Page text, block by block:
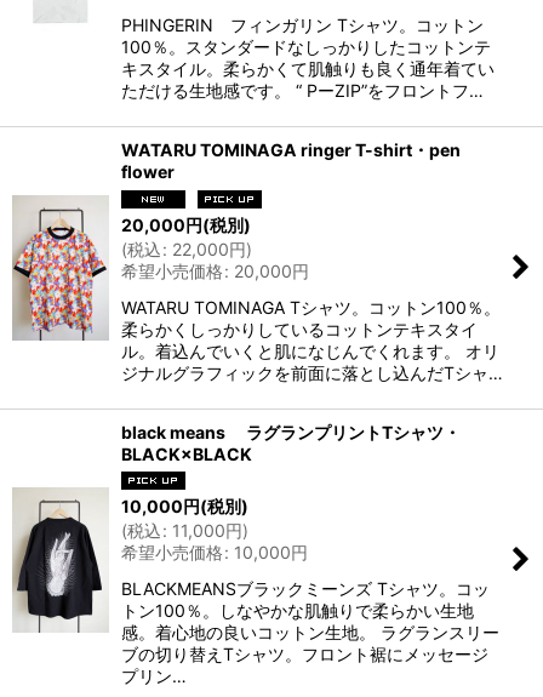
PHINGERIN フィンガリン Tシャツ。コットン
100％。スタンダードなしっかりしたコットンテ
キスタイル。柔らかくて肌触りも良く通年着てい
ただける生地感です。 “ PーZIP”をフロントフ…
WATARU TOMINAGA ringer T-shirt・pen
flower
20,000円(税別)
(税込: 22,000円)
希望小売価格: 20,000円
WATARU TOMINAGA Tシャツ。コットン100％。
柔らかくしっかりしているコットンテキスタイ
ル。着込んでいくと肌になじんでくれます。 オリ
ジナルグラフィックを前面に落とし込んだTシャ…
black means ラグランプリントTシャツ・
BLACK×BLACK
10,000円(税別)
(税込: 11,000円)
希望小売価格: 10,000円
BLACKMEANSブラックミーンズ Tシャツ。コッ
トン100％。しなやかな肌触りで柔らかい生地
感。着心地の良いコットン生地。 ラグランスリー
ブの切り替えTシャツ。フロント裾にメッセージ
プリン…